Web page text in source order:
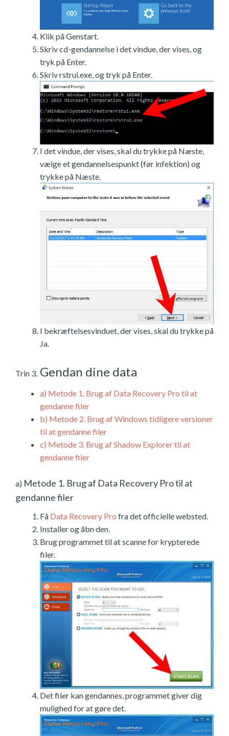
Klik på Genstart.
Skriv cd-gendannelse i det vindue, der vises, og
tryk på Enter.
Skriv rstrui.exe, og tryk på Enter.
I det vindue, der vises, skal du trykke på Næste,
vælge et gendannelsespunkt (før infektion) og
trykke på Næste.
I bekræftelsesvinduet, der vises, skal du trykke på
Ja.
Trin 3. Gendan dine data
a) Metode 1. Brug af Data Recovery Pro til at
gendanne filer
b) Metode 2. Brug af Windows tidligere versioner
til at gendanne filer
c) Metode 3. Brug af Shadow Explorer til at
gendanne filer
a) Metode 1. Brug af Data Recovery Pro til at
gendanne filer
Få Data Recovery Pro fra det officielle websted.
Installer og åbn den.
Brug programmet til at scanne for krypterede
filer.
Det filer kan gendannes, programmet giver dig
mulighed for at gøre det.